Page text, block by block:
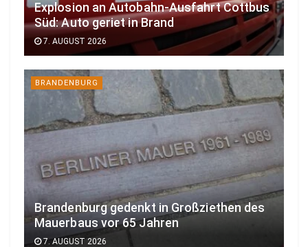
Explosion an Autobahn-Ausfahrt Cottbus
Süd: Auto geriet in Brand
7. AUGUST 2026
BRANDENBURG
Brandenburg gedenkt in Großziethen des
Mauerbaus vor 65 Jahren
7. AUGUST 2026